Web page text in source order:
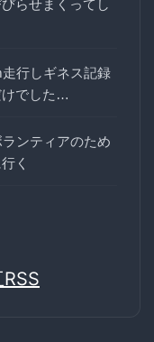
らせまくってし
行しギネス記録
けでした…
ランティアのため
く